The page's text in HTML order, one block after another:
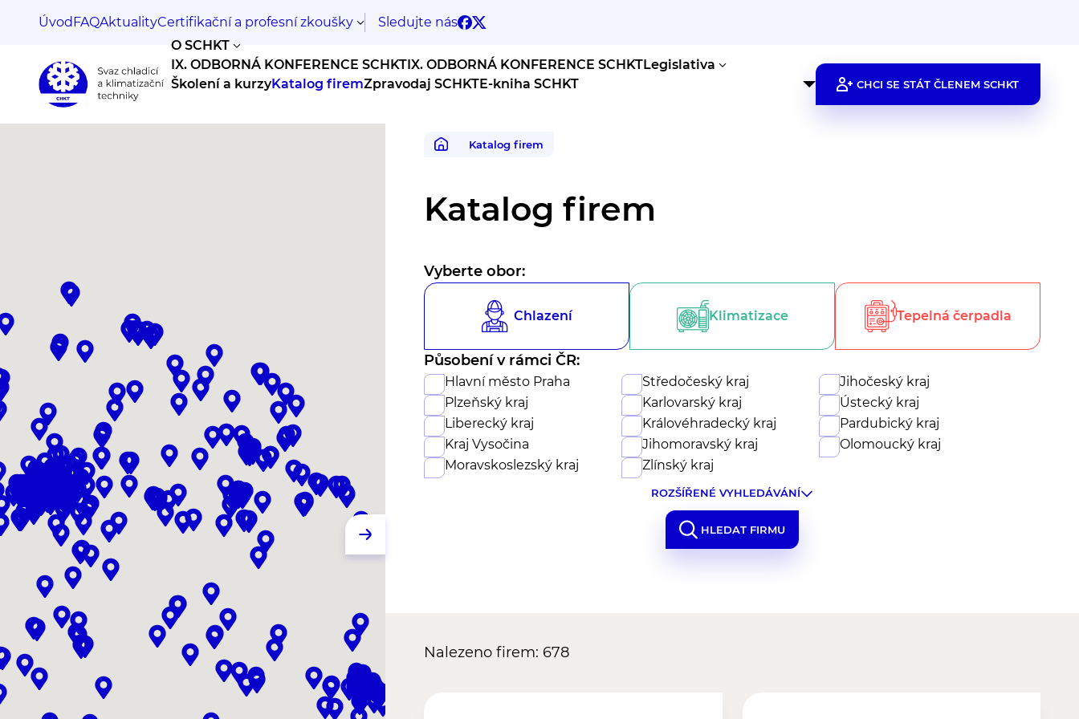
ÚvodFAQAktualityCertifikační a profesní zkoušky Sledujte nás
Svaz
chladicí
Školení a kurzyKatalog firemZpravodaj SCHKTE-kniha SCHKT
IX. ODBORNÁ KONFERENCE SCHKTIX. ODBORNÁ KONFERENCE SCHKTLegislativa
O SCHKT
CHCI SE STÁT ČLENEM SCHKT
Katalog firem
Katalog firem
Vyberte obor:
Chlazení Klimatizace Tepelná čerpadla
Působení v rámci ČR:
Hlavní město Praha Středočeský kraj
Jihočeský kraj
Plzeňský kraj
Karlovarský kraj
Ústecký kraj
Liberecký kraj
Královéhradecký kraj
Pardubický kraj
Kraj Vysočina
Jihomoravský kraj
Olomoucký kraj
Moravskoslezský kraj
Zlínský kraj
ROZŠÍŘENÉ VYHLEDÁVÁNÍ
HLEDAT FIRMU
Nalezeno firem: 678